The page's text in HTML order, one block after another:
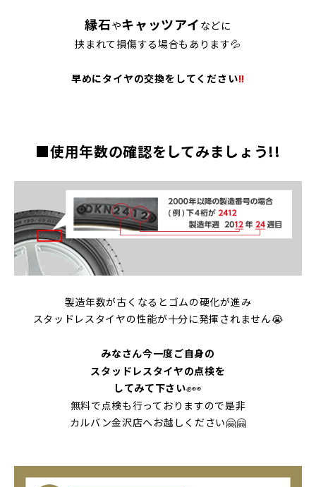
縁石やキャッツアイ などに
挟まれて損傷する場合もあります💦
早めにタイヤの交換をしてください!!
■使用年数の確認をしてみましょう!!
製造年数が古くなるとゴムの硬化が進み
スタッドレスタイヤの性能が十分に発揮されません😭
みなさん今一度ご自身の
スタッドレスタイヤの点検を
してみて下さい✊👀
無料で点検も行っておりますので是非
カルバン金沢店へお越しください🤗🤗